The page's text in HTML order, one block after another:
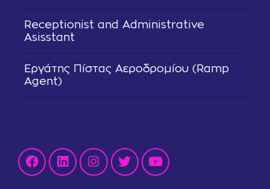
Receptionist and Administrative
Asisstant
Εργάτης Πίστας Αεροδρομίου (Ramp
Agent)